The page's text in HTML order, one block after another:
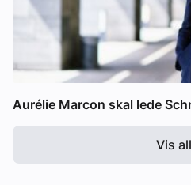
Aurélie Marcon skal lede
Vis